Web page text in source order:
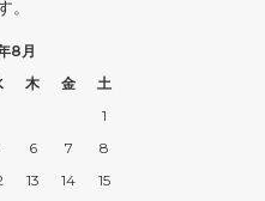
。
8月
木 金
土
1
6 7
8
13 14
15